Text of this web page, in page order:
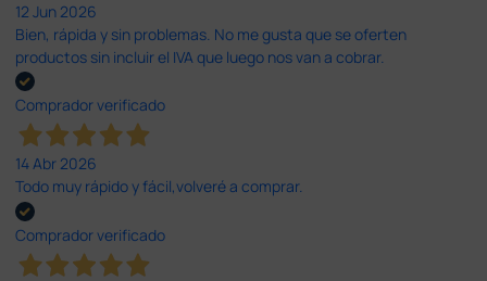
12 Jun 2026
Bien, rápida y sin problemas. No me gusta que se oferten
productos sin incluir el IVA que luego nos van a cobrar.
Comprador verificado
14 Abr 2026
Todo muy rápido y fácil,volveré a comprar.
Comprador verificado